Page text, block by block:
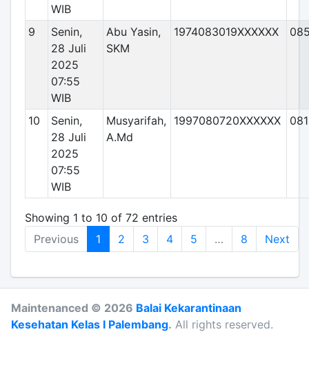
WIB
9
Senin,
28 Juli
2025
07:55
WIB
Abu Yasin,
SKM
1974083019XXXXXX
10
Senin,
28 Juli
2025
07:55
WIB
Musyarifah,
A.Md
1997080720XXXXXX
Showing 1 to 10 of 72 entries
Previous
1 2 3 4 5 … 8 Next
Maintenanced © 2026 Balai Kekarantinaan
Kesehatan Kelas I Palembang. All rights reserved.